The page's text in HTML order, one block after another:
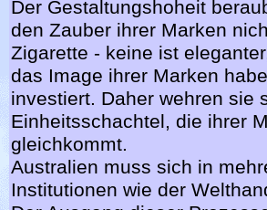
Der Gestaltungshoheit
den Zauber ihrer Marken
Zigarette - keine ist
das Image ihrer Marken
investiert. Daher wehren sie
Einheitsschachtel, die ihrer
gleichkommt.
Australien muss sich in
Institutionen wie der